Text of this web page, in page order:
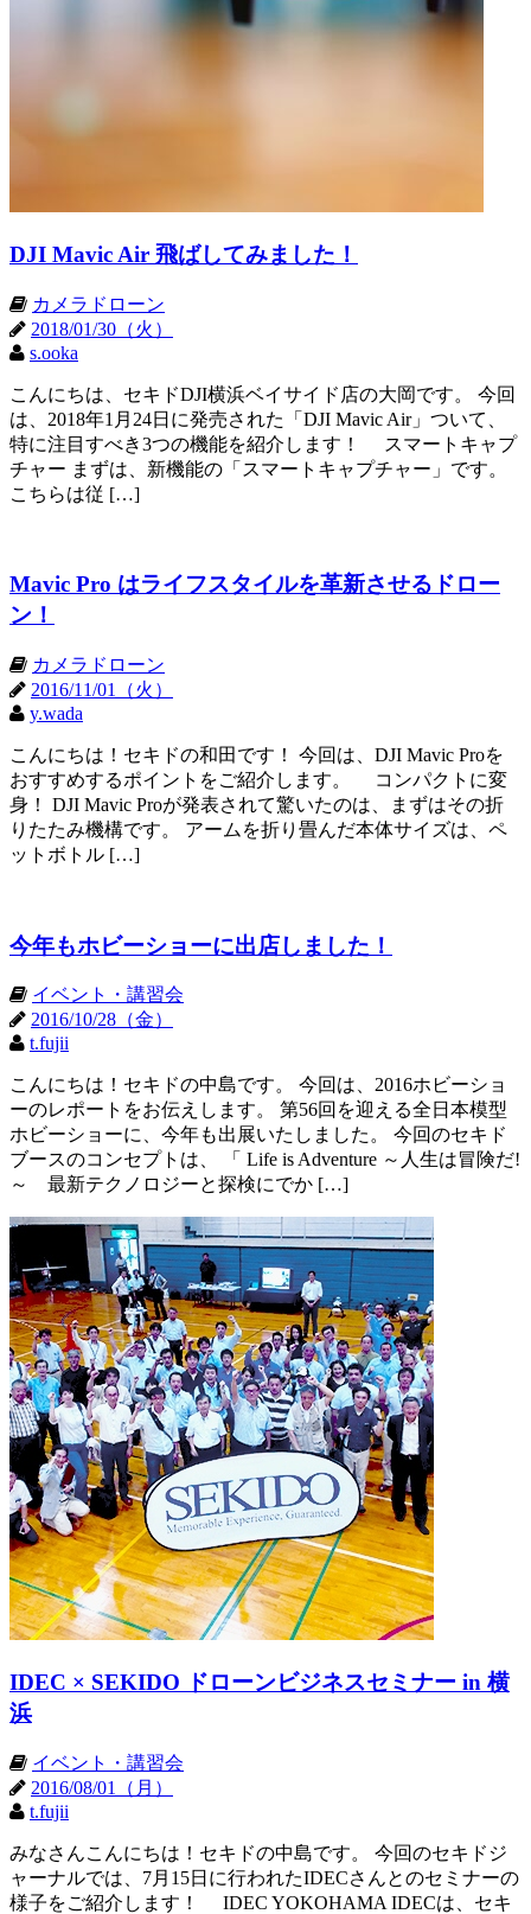
DJI Mavic Air 飛ばしてみました！
カメラドローン
2018/01/30（火）
s.ooka
こんにちは、セキドDJI横浜ベイサイド店の大岡です。 今回
は、2018年1月24日に発売された「DJI Mavic Air」ついて、
特に注目すべき3つの機能を紹介します！ スマートキャプ
チャー まずは、新機能の「スマートキャプチャー」です。
こちらは従 […]
Mavic Pro はライフスタイルを革新させるドロー
ン！
カメラドローン
2016/11/01（火）
y.wada
こんにちは！セキドの和田です！ 今回は、DJI Mavic Proを
おすすめするポイントをご紹介します。 コンパクトに変
身！ DJI Mavic Proが発表されて驚いたのは、まずはその折
りたたみ機構です。 アームを折り畳んだ本体サイズは、ペ
ットボトル […]
今年もホビーショーに出店しました！
イベント・講習会
2016/10/28（金）
t.fujii
こんにちは！セキドの中島です。 今回は、2016ホビーショ
ーのレポートをお伝えします。 第56回を迎える全日本模型
ホビーショーに、今年も出展いたしました。 今回のセキド
ブースのコンセプトは、 「 Life is Adventure ～人生は冒険だ!
～ 最新テクノロジーと探検にでか […]
IDEC × SEKIDO ドローンビジネスセミナー in 横
浜
イベント・講習会
2016/08/01（月）
t.fujii
みなさんこんにちは！セキドの中島です。 今回のセキドジ
ャーナルでは、7月15日に行われたIDECさんとのセミナーの
様子をご紹介します！ IDEC YOKOHAMA IDECは、セキ